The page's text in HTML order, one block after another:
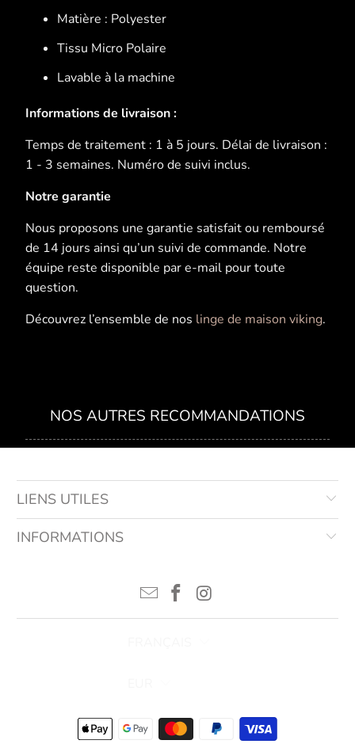
Matière : Polyester
Tissu Micro Polaire
Lavable à la machine
Informations de livraison :
Temps de traitement : 1 à 5 jours. Délai de livraison :
1 - 3 semaines. Numéro de suivi inclus.
Notre garantie
Nous proposons une garantie satisfait ou remboursé
de 14 jours ainsi qu’un suivi de commande. Notre
équipe reste disponible par e-mail pour toute
question.
Découvrez l’ensemble de nos linge de maison viking.
NOS AUTRES RECOMMANDATIONS
LIENS UTILES
INFORMATIONS